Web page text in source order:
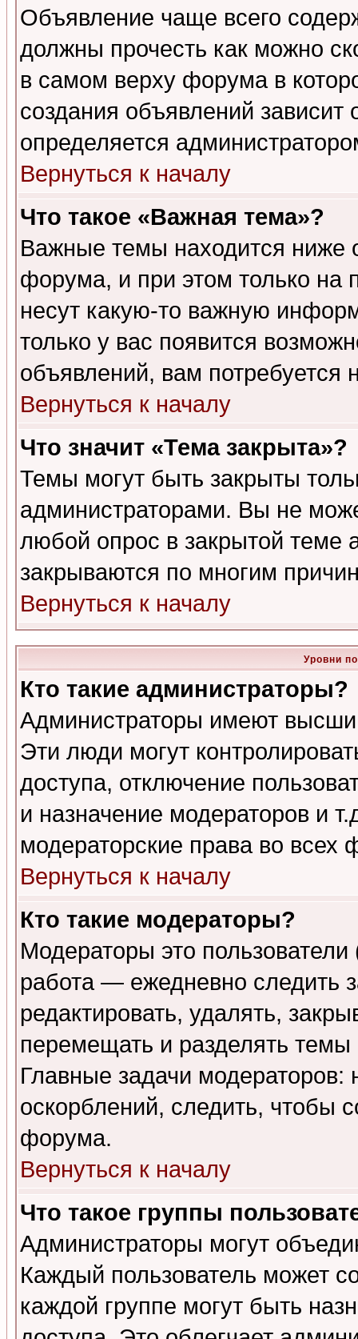
Объявление чаще всего
должны прочесть как можно
в самом верху форума в
создания объявлений зависит
определяется
Вернуться к началу
Что такое «Важная тема»?
Важные темы находится ниже
форума, и при этом только на
несут какую-то важную
только у вас появится
объявлений, вам потребуется
Вернуться к началу
Что значит «Тема закрыта»?
Темы могут быть закрыты
администраторами. Вы не
любой опрос в закрытой теме
закрываются по многим
Вернуться к началу
Уровни
Кто такие администраторы?
Администраторы имеют
Эти люди могут
доступа, отключение
и назначение модераторов и
модераторские права во всех
Вернуться к началу
Кто такие модераторы?
Модераторы это
работа — ежедневно следить
редактировать, удалять,
перемещать и разделять
Главные задачи
оскорблений, следить, чтобы
форума.
Вернуться к началу
Что такое группы
Администраторы могут
Каждый пользователь может
каждой группе могут быть